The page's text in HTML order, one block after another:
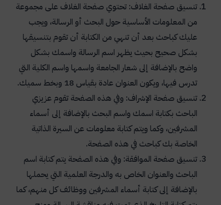
تنسيق صفحة الغلاف: تحتوي صفحة الغلاف على مجموعة
من المعلومات الأساسية حول البحث أو الرسالة، ويجب
عليك كباحث بعد أن تنهي من الكتابة أن تقوم بتنسيقها
بشكل صحيح بحيث يظهر اسم الرسالة واسمك بشكل
واضح بالإضافة إلى شعار الجامعة واسمها واسم الكلية التي
تدرس فيها، ويكون العنوان عادة بقياس 18 وبخط سميك.
تنسيق صفحة الإشراف: وفي هذه الصفحة تقوم عزيزي
الباحث بكتابة اسمك واسم البحث بالإضافة إلى أسماء
المشرفين، وكما ويتم كتابة معلومات عن السيرة الذاتية
الخاصة بك كباحث في هذه الصفحة.
تنسيق صفحة الموافقة: وفي هذه الصفحة يتم كتابة اسم
الباحث والعنوان الخاص به والدرجة العلمية التي يحملها
بالإضافة إلى كتابة أسماء المشرفين ووظائف كل منهم، كما